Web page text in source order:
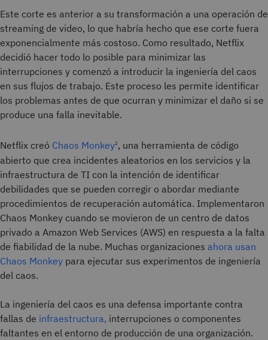
Este corte es anterior a su transformación a una operación de
streaming de video, lo que habría hecho que ese corte fuera
exponencialmente más costoso. Como resultado, Netflix
decidió hacer todo lo posible para minimizar las
interrupciones y comenzó a introducir la ingeniería del caos
en sus flujos de trabajo. Este proceso les permite identificar
los problemas antes de que ocurran y minimizar el daño si se
produce una falla inevitable.
Netflix creó Chaos Monkey2 , una herramienta de código
abierto que crea incidentes aleatorios en los servicios y la
infraestructura de TI con la intención de identificar
debilidades que se pueden corregir o abordar mediante
procedimientos de recuperación automática. Implementaron
Chaos Monkey cuando se movieron de un centro de datos
privado a Amazon Web Services (AWS) en respuesta a la falta
de fiabilidad de la nube. Muchas organizaciones ahora usan
Chaos Monkey para ejecutar sus experimentos de ingeniería
del caos.
La ingeniería del caos es una defensa importante contra
fallas de infraestructura, interrupciones o componentes
faltantes en el entorno de producción de una organización.